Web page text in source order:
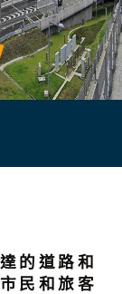
的道路和
民和旅客